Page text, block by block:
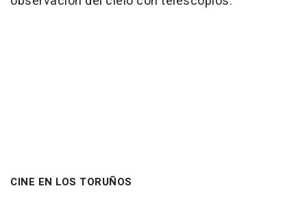
CINE EN LOS TORUÑOS